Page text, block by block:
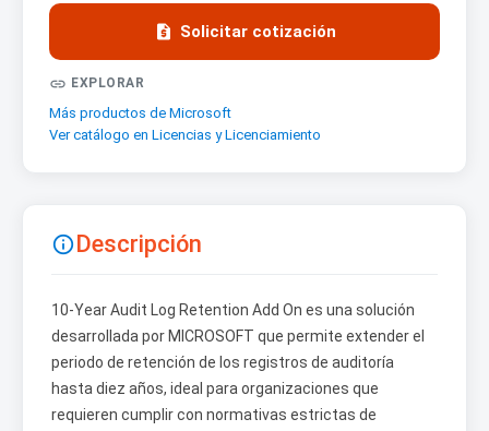
 Solicitar cotización
 EXPLORAR
Más productos de Microsoft
Ver catálogo en Licencias y Licenciamiento
Descripción
10-Year Audit Log Retention Add On es una solución
desarrollada por MICROSOFT que permite extender el
periodo de retención de los registros de auditoría
hasta diez años, ideal para organizaciones que
requieren cumplir con normativas estrictas de